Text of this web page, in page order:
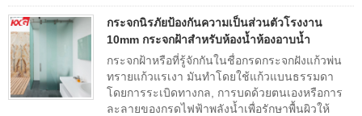
กระจกนิรภัยป้องกันความเป็นส่วนตัวโรงงาน
10mm กระจกฝ้าสำหรับห้องน้ำห้องอาบน้ำ
กระจกฝ้าหรือที่รู้จักกันในชื่อกรดกระจกฝังแก้วพ่น
ทรายแก้วแรเงา มันทำโดยใช้แก้วแบนธรรมดา
โดยการระเบิดทางกล, การบดด้วยตนเองหรือการ
ละลายของกรดไฟฟ้าพลังน้ำเพื่อรักษาพื้นผิวให้